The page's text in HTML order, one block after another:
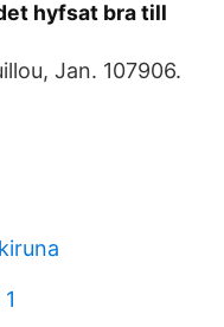
hyfsat bra till
Jan. 107906.